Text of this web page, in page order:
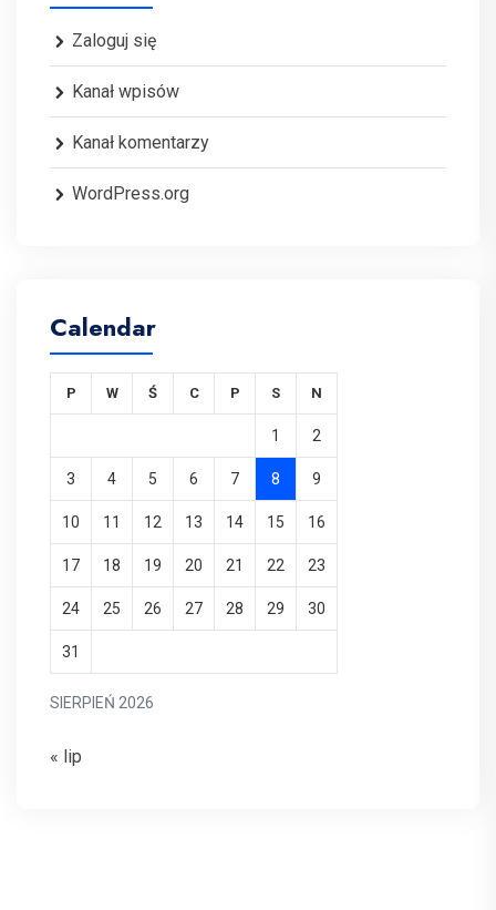
Zaloguj się
Kanał wpisów
Kanał komentarzy
WordPress.org
Calendar
SIERPIEŃ 2026
P W Ś C P S N
1 2
3 4 5 6 7 8 9
10 11 12 13 14 15 16
17 18 19 20 21 22 23
24 25 26 27 28 29 30
31
« lip